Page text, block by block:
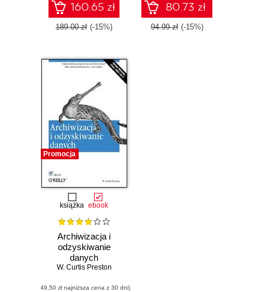
160.65 zł
189.00 zł (-15%)
80.73 zł
94.99 zł (-15%)
Promocja
książka ebook
Archiwizacja i
odzyskiwanie
danych
W. Curtis Preston
(49,50 zł najniższa cena z 30 dni)